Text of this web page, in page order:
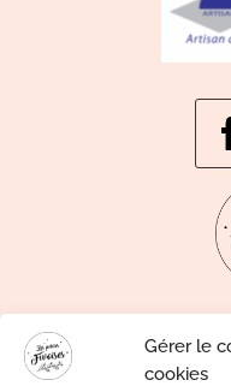
Gérer le
cookies